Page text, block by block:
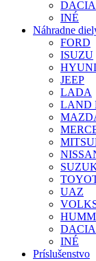
DACIA
INÉ
Náhradne
FORD
ISUZU
JEEP
LADA
LAND
UAZ
DACIA
INÉ
Príslušenstvo